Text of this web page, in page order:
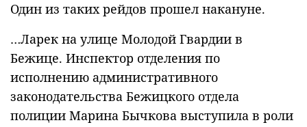
Один из таких рейдов прошел накануне.
…Ларек на улице Молодой Гвардии в
Бежице. Инспектор отделения по
исполнению административного
законодательства Бежицкого отдела
полиции Марина Бычкова выступила в роли